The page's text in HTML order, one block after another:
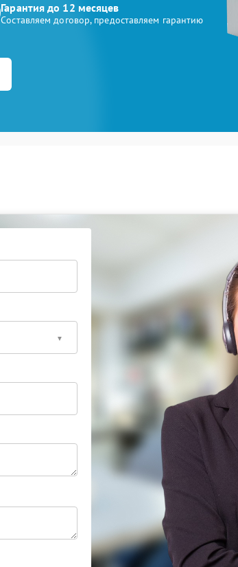
Гарантия до 12 месяцев
Составляем договор, предоставляем гарантию